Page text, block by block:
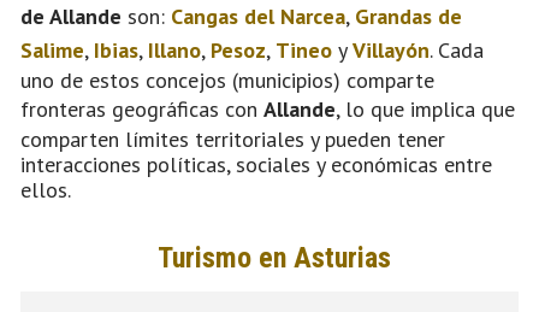
de Allande son: Cangas del Narcea, Grandas de
Salime, Ibias, Illano, Pesoz, Tineo yVillayón. Cada
uno de estos concejos (municipios) comparte
fronteras geográficas con Allande, lo que implica que
comparten límites territoriales y pueden tener
interacciones políticas, sociales y económicas entre
ellos.